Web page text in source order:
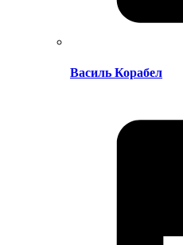
Василь Корабел